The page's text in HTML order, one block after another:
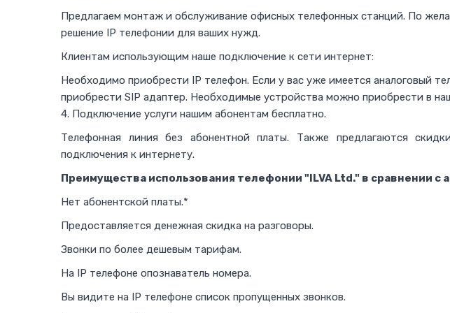
Предлагаем монтаж и обслуживание офисных телефонных станций. По
решение IP телефонии для ваших нужд.
Клиентам использующим наше подключение к сети интернет:
Необходимо приобрести IP телефон. Если у вас уже имеется аналоговый
приобрести SIP адаптер. Необходимые устройства можно приобрести в
4. Подключение услуги нашим абонентам бесплатно.
Телефонная линия без абонентной платы. Также предлагаются
подключения к интернету.
Преимущества использования телефонии "ILVA Ltd." в сравнении с
Нет абонентской платы.*
Предоставляется денежная скидка на разговоры.
Звонки по более дешевым тарифам.
На IP телефоне опознаватель номера.
Вы видите на IP телефоне список пропущенных звонков.